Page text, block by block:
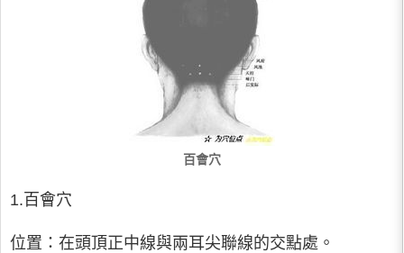
百會穴
1.百會穴
位置：在頭頂正中線與兩耳尖聯線的交點處。